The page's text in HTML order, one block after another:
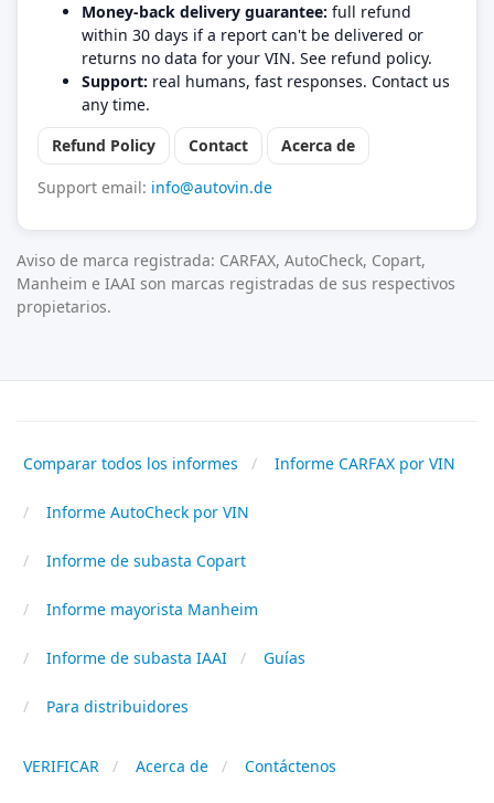
Money-back delivery guarantee: full refund
within 30 days if a report can't be delivered or
returns no data for your VIN. See refund policy.
Support: real humans, fast responses. Contact us
any time.
Refund Policy
Contact
Acerca de
Support email: info@autovin.de
Aviso de marca registrada: CARFAX, AutoCheck, Copart,
Manheim e IAAI son marcas registradas de sus respectivos
propietarios.
Comparar todos los informes Informe CARFAX por VIN
Informe AutoCheck por VIN
Informe de subasta Copart
Informe mayorista Manheim
Informe de subasta IAAI Guías
Para distribuidores
VERIFICAR Acerca de Contáctenos